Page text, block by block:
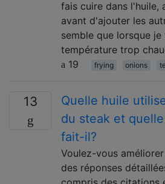
fais cuire dans l'huile,
avant d'ajouter les
semble que lorsque je
température trop
19
frying onions
13
Quelle huile
du steak et
fait-il?
Voulez-vous
des réponses